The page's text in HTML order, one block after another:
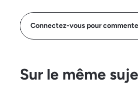
Connectez-vous pour
Sur le même